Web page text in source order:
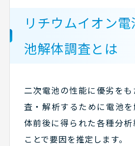
リチウムイオン
池解体調査とは
二次電池の性能に優劣を
査・解析するために電池
体前後に得られた各種分
ことで要因を推定します。